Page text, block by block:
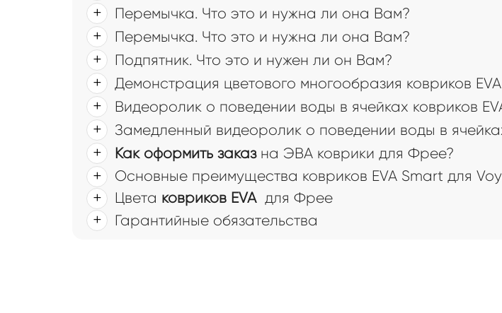
Перемычка. Что это и нужна ли она Вам?
Перемычка. Что это и нужна ли она Вам?
Подпятник. Что это и нужен ли он Вам?
Демонстрация цветового многообразия ковриков EVA
Видеоролик о поведении воды в ячейках ковриков
Замедленный видеоролик о поведении воды в
Как оформить заказна ЭВА коврики для Фрее?
Основные преимущества ковриков EVA Smart для
Цвета ковриков EVAдля Фрее
Гарантийные обязательства